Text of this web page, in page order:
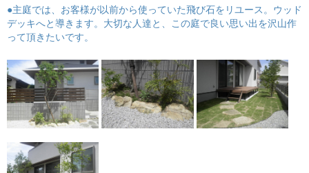
●主庭では、お客様が以前から使っていた飛び石をリユース。ウッド
デッキへと導きます。大切な人達と、この庭で良い思い出を沢山作
って頂きたいです。